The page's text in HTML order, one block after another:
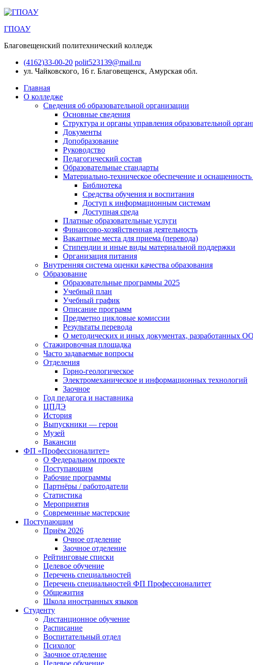
ГПОАУ
Благовещенский политехнический колледж
(4162)33-00-20 polit523139@mail.ru
ул. Чайковского, 16 г. Благовещенск, Амурская обл.
Главная
О колледже
Сведения об образовательной организации
Основные сведения
Структура и органы управления образовательной
Документы
Допобразование
Руководство
Педагогический состав
Образовательные стандарты
Материально-техническое обеспечение и
Библиотека
Средства обучения и воспитания
Доступ к информационным системам
Доступная среда
Платные образовательные услуги
Финансово-хозяйственная деятельность
Вакантные места для приема (перевода)
Стипендии и иные виды материальной поддержки
Организация питания
Внутренняя система оценки качества образования
Образование
Образовательные программы 2025
Учебный план
Учебный график
Описание программ
Предметно цикловые комиссии
Результаты перевода
О методических и иных документах, разработанных ОО
Стажировочная площадка
Часто задаваемые вопросы
Отделения
Горно-геологическое
Электромеханическое и информационных технологий
Заочное
Год педагога и наставника
ЦПДЭ
История
Выпускники — герои
Музей
Вакансии
ФП «Профессионалитет»
О Федеральном проекте
Поступающим
Рабочие программы
Партнёры / работодатели
Статистика
Мероприятия
Современные мастерские
Поступающим
Приём 2026
Очное отделение
Заочное отделение
Рейтинговые списки
Целевое обучение
Перечень специальностей
Перечень специальностей ФП Профессионалитет
Общежития
Школа иностранных языков
Студенту
Дистанционное обучение
Расписание
Воспитательный отдел
Психолог
Заочное отделение
Целевое обучение